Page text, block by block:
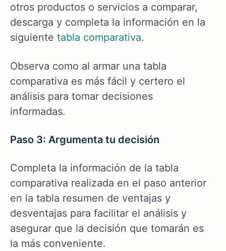
otros productos o servicios a comparar,
descarga y completa la información en la
siguiente tabla comparativa.
Observa como al armar una tabla
comparativa es más fácil y certero el
análisis para tomar decisiones
informadas.
Paso 3: Argumenta tu decisión
Completa la información de la tabla
comparativa realizada en el paso anterior
en la tabla resumen de ventajas y
desventajas para facilitar el análisis y
asegurar que la decisión que tomarán es
la más conveniente.